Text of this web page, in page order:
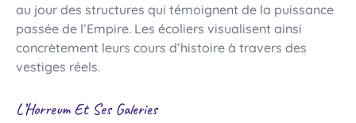
au jour des structures qui témoignent de la puissance
passée de l’Empire. Les écoliers visualisent ainsi
concrètement leurs cours d’histoire à travers des
vestiges réels.
L’Horreum Et Ses Galeries